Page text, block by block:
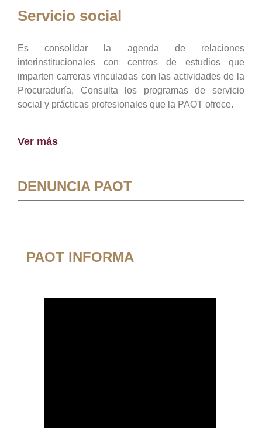
Servicio social
Es consolidar la agenda de relaciones
interinstitucionales con centros de estudios que
imparten carreras vinculadas con las actividades de la
Procuraduría, Consulta los programas de servicio
social y prácticas profesionales que la PAOT ofrece.
Ver más
DENUNCIA PAOT
PAOT INFORMA